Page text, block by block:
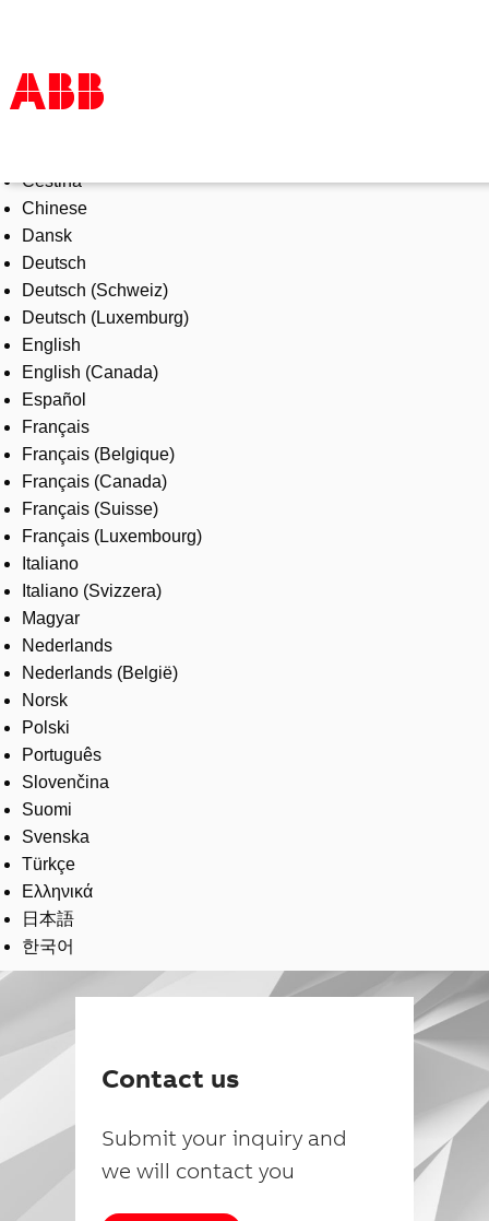
Products & Solutions
Industries
Services
About us
Where to buy
Contact us
Careers
Čeština
Chinese
Dansk
Deutsch
Deutsch (Schweiz)
Deutsch (Luxemburg)
English
English (Canada)
Español
Français
Français (Belgique)
Français (Canada)
Français (Suisse)
Français (Luxembourg)
Italiano
Italiano (Svizzera)
Magyar
Nederlands
Nederlands (België)
Norsk
Polski
Português
Slovenčina
Suomi
Svenska
Türkçe
Ελληνικά
日本語
한국어
Contact us
Submit your inquiry and
we will contact you